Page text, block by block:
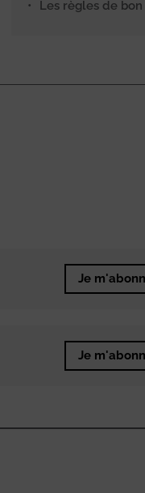
Les règles de
Je
Je